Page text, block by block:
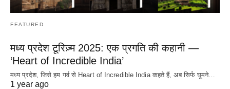
FEATURED
मध्य प्रदेश टूरिज़्म 2025: एक प्रगति की कहानी —
‘Heart of Incredible India’
मध्य प्रदेश, जिसे हम गर्व से Heart of Incredible India कहते हैं, अब सिर्फ घूमने…
1 year ago